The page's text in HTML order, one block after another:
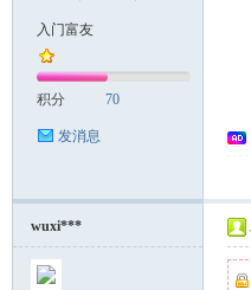
入门富友
积分 70
发消息
wuxi***